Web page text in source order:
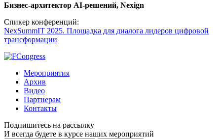
Бизнес-архитектор AI-решений, Nexign
Спикер конференций:
NexSummIT 2025. Площадка для диалога лидеров цифровой
трансформации
Мероприятия
Архив
Видео
Партнерам
Контакты
Подпишитесь на рассылку
И всегда будете в курсе наших мероприятий